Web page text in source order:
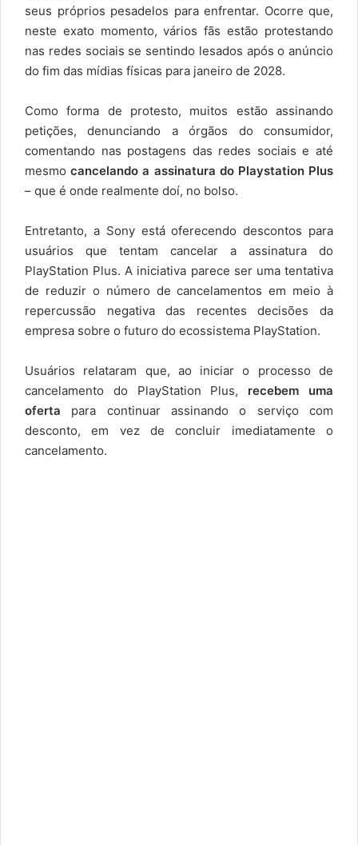
seus próprios pesadelos para enfrentar. Ocorre que,
neste exato momento, vários fãs estão protestando
nas redes sociais se sentindo lesados após o anúncio
do fim das mídias físicas para janeiro de 2028.
Como forma de protesto, muitos estão assinando
petições, denunciando a órgãos do consumidor,
comentando nas postagens das redes sociais e até
mesmo cancelando a assinatura do Playstation Plus
– que é onde realmente doí, no bolso.
Entretanto, a Sony está oferecendo descontos para
usuários que tentam cancelar a assinatura do
PlayStation Plus. A iniciativa parece ser uma tentativa
de reduzir o número de cancelamentos em meio à
repercussão negativa das recentes decisões da
empresa sobre o futuro do ecossistema PlayStation.
Usuários relataram que, ao iniciar o processo de
cancelamento do PlayStation Plus, recebem uma
oferta para continuar assinando o serviço com
desconto, em vez de concluir imediatamente o
cancelamento.